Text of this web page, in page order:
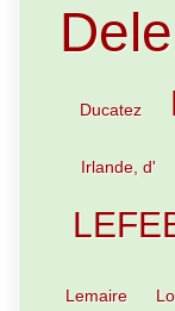
Ducatez
Irlande, d'
Lemaire